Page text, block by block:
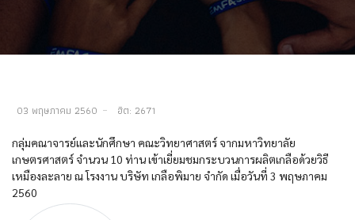
03 พฤษภาคม 2560 ฮิต: 2671
กลุ่มคณาจารย์และนักศึกษา คณะวิทยาศาสตร์ จากมหาวิทยาลัย
เกษตรศาสตร์ จำนวน 10 ท่าน เข้าเยี่ยมชมกระบวนการผลิตเกลือด้วยวิธี
เหมืองละลาย ณ โรงงาน บริษัท เกลือพิมาย จำกัด เมื่อวันที่ 3 พฤษภาคม
2560